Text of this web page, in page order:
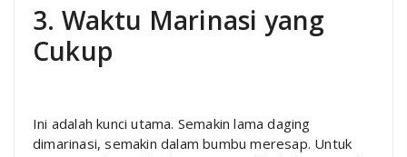
3. Waktu Marinasi yang
Cukup
Ini adalah kunci utama. Semakin lama daging
dimarinasi, semakin dalam bumbu meresap. Untuk